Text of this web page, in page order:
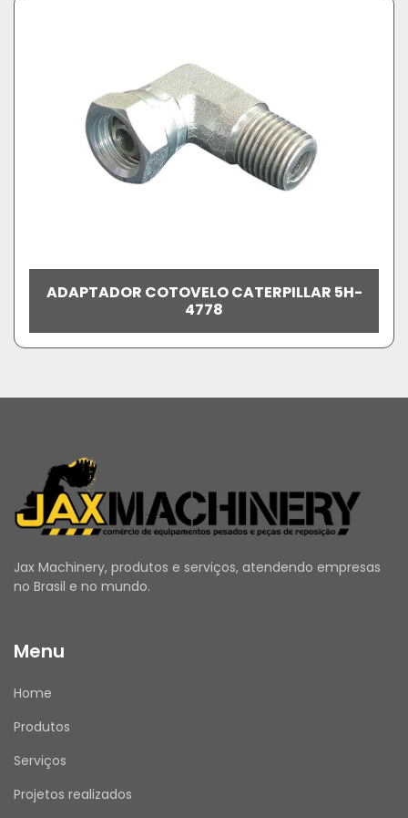
ADAPTADOR COTOVELO CATERPILLAR 5H-
4778
Jax Machinery, produtos e serviços, atendendo empresas
no Brasil e no mundo.
Menu
Home
Produtos
Serviços
Projetos realizados